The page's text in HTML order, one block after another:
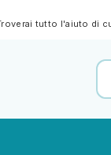
tutto l'aiuto di